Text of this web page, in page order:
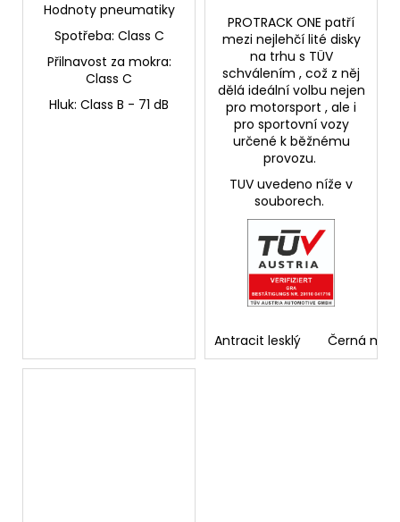
Hodnoty pneumatiky
Spotřeba: Class C
Přilnavost za mokra:
Class C
Hluk: Class B - 71 dB
PROTRACK ONE patří
mezi nejlehčílité disky
na trhu s TÜV
schválením , což z něj
dělá ideální volbu nejen
pro motorsport , ale i
pro sportovní vozy
určené k běžnému
provozu.
TUV uvedeno níže v
souborech.
Antracit lesklý Černá